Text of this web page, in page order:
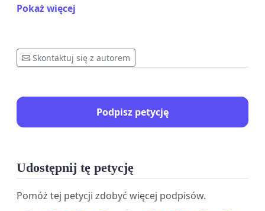
My, niżej podpisani sygnatariusze petycji oraz
mieszkańcy, zwracamy się z apelem o podjęcie
funkcjonowania Potoku Bielańskiego -
Pokaż więcej
Skontaktuj się z autorem
Podpisz petycję
Udostępnij tę petycję
Pomóż tej petycji zdobyć więcej podpisów.